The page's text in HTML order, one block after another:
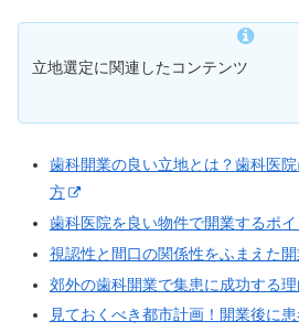
立地選定に関連したコンテンツ
歯科開業の良い立地とは？歯科医
方
歯科医院を良い物件で開業するポイ
視認性と間口の関係性をふまえた
郊外の歯科開業で集患に成功する理
見ておくべき都市計画！開業後に